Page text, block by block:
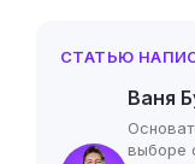
СТАТЬЮ
Ваня
выборе